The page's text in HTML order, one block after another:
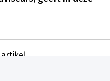
artikel